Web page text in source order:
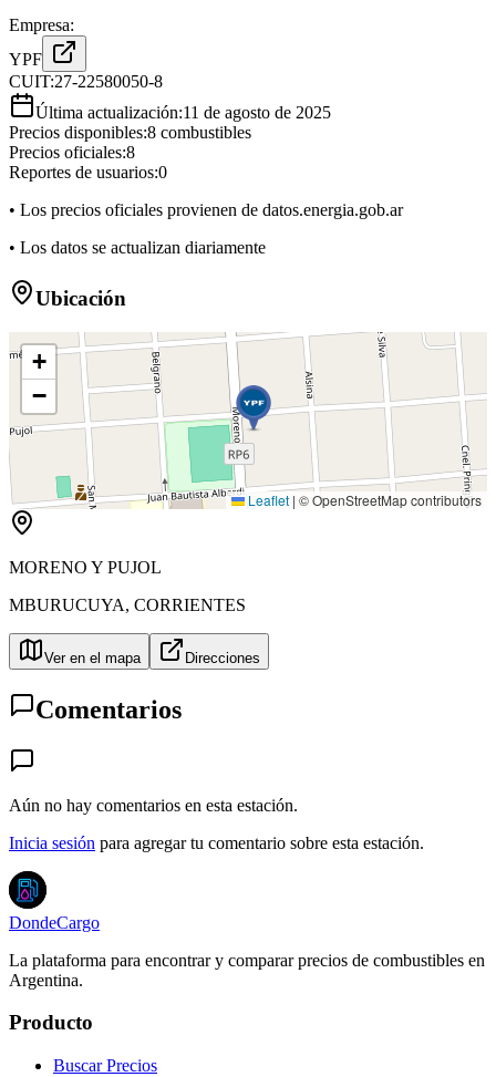
Empresa:
YPF
CUIT:27-22580050-8
Última actualización:11 de agosto de 2025
Precios disponibles:8 combustibles
Precios oficiales:8
Reportes de usuarios:0
• Los precios oficiales provienen de datos.energia.gob.ar
• Los datos se actualizan diariamente
Ubicación
+
−
Leaflet | © OpenStreetMap contributors
MORENO Y PUJOL
MBURUCUYA, CORRIENTES
Ver en el mapa Direcciones
Comentarios
Aún no hay comentarios en esta estación.
Inicia sesión para agregar tu comentario sobre esta estación.
DondeCargo
La plataforma para encontrar y comparar precios de combustibles en
Argentina.
Producto
Buscar Precios